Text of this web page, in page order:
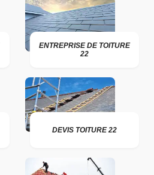
ENTREPRISE DE TOITURE
22
DEVIS TOITURE 22